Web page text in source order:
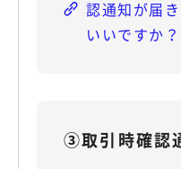
認通知が届
いいですか？
③取引時確認